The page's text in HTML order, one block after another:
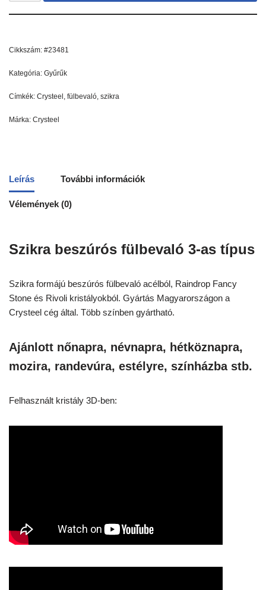
Cikkszám: #23481
Kategória: Gyűrűk
Címkék: Crysteel , fülbevaló, szikra
Márka: Crysteel
Leírás További információk
Vélemények (0)
Szikra beszúrós fülbevaló 3-as típus
Szikra formájú beszúrós fülbevaló acélból, Raindrop Fancy
Stone és Rivoli kristályokból. Gyártás Magyarországon a
Crysteel cég által. Több színben gyártható.
Ajánlott nőnapra, névnapra, hétköznapra,
mozira, randevúra, estélyre, színházba stb.
Felhasznált kristály 3D-ben: